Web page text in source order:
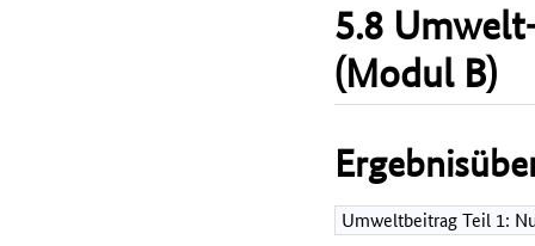
5.8
(Modul B)
Umweltbeitrag Teil 1: